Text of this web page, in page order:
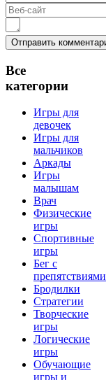
Все
категории
Игры для
девочек
Игры для
мальчиков
Аркады
Игры
малышам
Врач
Физические
игры
Спортивные
игры
Бег с
препятствиями
Бродилки
Стратегии
Творческие
игры
Логические
игры
Обучающие
игры и